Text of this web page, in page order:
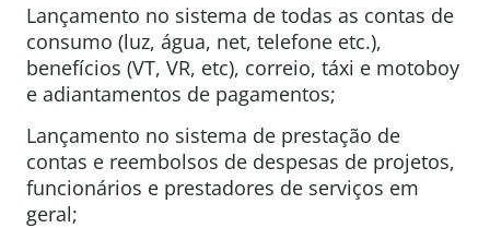
Lançamento no sistema de todas as contas de
consumo (luz, água, net, telefone etc.),
benefícios (VT, VR, etc), correio, táxi e motoboy
e adiantamentos de pagamentos;
Lançamento no sistema de prestação de
contas e reembolsos de despesas de projetos,
funcionários e prestadores de serviços em
geral;